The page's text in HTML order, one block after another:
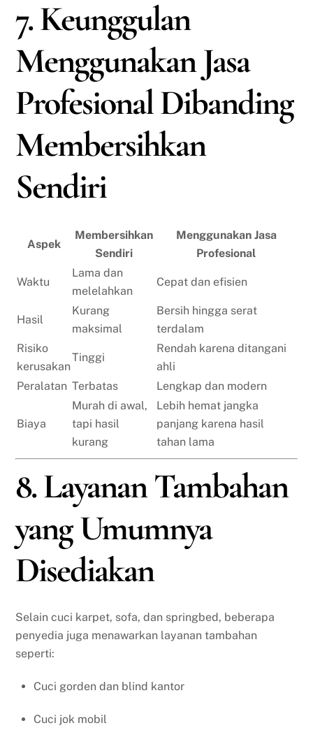
7. Keunggulan
Menggunakan Jasa
Profesional Dibanding
Membersihkan
Sendiri
Aspek
Membersihkan
Sendiri
Menggunakan Jasa
Profesional
Waktu
Lama dan
melelahkan
Cepat dan efisien
Hasil
Kurang
maksimal
Bersih hingga serat
terdalam
Risiko
kerusakan
Tinggi
Rendah karena ditangani
ahli
Peralatan Terbatas Lengkap dan modern
Biaya
Murah di awal,
tapi hasil
kurang
Lebih hemat jangka
panjang karena hasil
tahan lama
8. Layanan Tambahan
yang Umumnya
Disediakan
Selain cuci karpet, sofa, dan springbed, beberapa
penyedia juga menawarkan layanan tambahan
seperti:
Cuci gorden dan blind kantor
Cuci jok mobil